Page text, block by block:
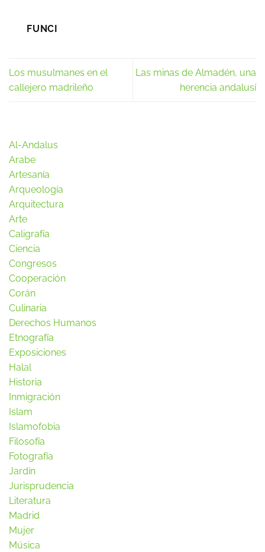
FUNCI
Los musulmanes en el
callejero madrileño
Las minas de Almadén, una
herencia andalusí
Al-Andalus
Arabe
Artesanía
Arqueología
Arquitectura
Arte
Caligrafía
Ciencia
Congresos
Cooperación
Corán
Culinaria
Derechos Humanos
Etnografía
Exposiciones
Halal
Historia
Inmigración
Islam
Islamofobia
Filosofía
Fotografía
Jardín
Jurisprudencia
Literatura
Madrid
Mujer
Música